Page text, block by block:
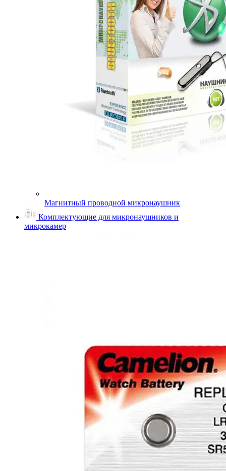
Магнитный проводной микронаушник
Комплектующие для микронаушников и
микрокамер